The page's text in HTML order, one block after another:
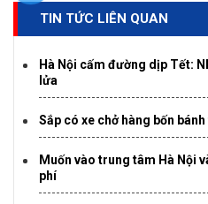
TIN TỨC LIÊN QUAN
Hà Nội cấm đường dịp Tết:
lửa
Sắp có xe chở hàng bốn
Muốn vào trung tâm Hà Nội
phí